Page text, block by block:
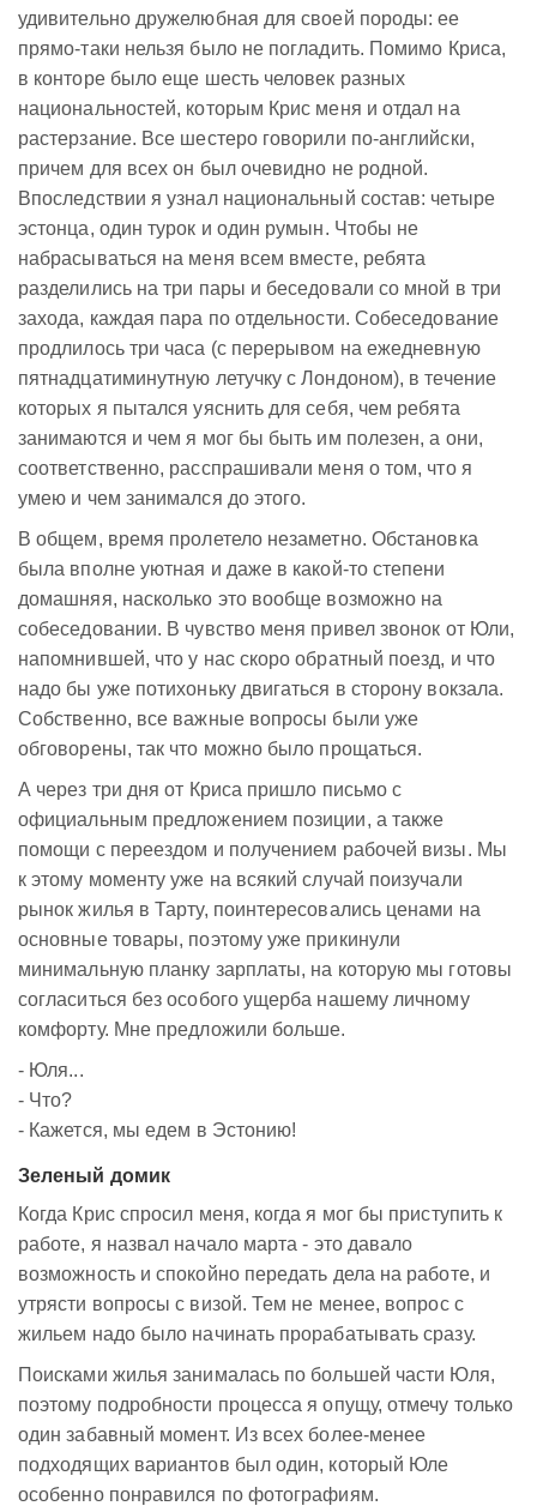
удивительно дружелюбная для своей породы: ее
прямо-таки нельзя было не погладить. Помимо Криса,
в конторе было еще шесть человек разных
национальностей, которым Крис меня и отдал на
растерзание. Все шестеро говорили по-английски,
причем для всех он был очевидно не родной.
Впоследствии я узнал национальный состав: четыре
эстонца, один турок и один румын. Чтобы не
набрасываться на меня всем вместе, ребята
разделились на три пары и беседовали со мной в три
захода, каждая пара по отдельности. Собеседование
продлилось три часа (с перерывом на ежедневную
пятнадцатиминутную летучку с Лондоном), в течение
которых я пытался уяснить для себя, чем ребята
занимаются и чем я мог бы быть им полезен, а они,
соответственно, расспрашивали меня о том, что я
умею и чем занимался до этого.
В общем, время пролетело незаметно. Обстановка
была вполне уютная и даже в какой-то степени
домашняя, насколько это вообще возможно на
собеседовании. В чувство меня привел звонок от Юли,
напомнившей, что у нас скоро обратный поезд, и что
надо бы уже потихоньку двигаться в сторону вокзала.
Собственно, все важные вопросы были уже
обговорены, так что можно было прощаться.
А через три дня от Криса пришло письмо с
официальным предложением позиции, а также
помощи с переездом и получением рабочей визы. Мы
к этому моменту уже на всякий случай поизучали
рынок жилья в Тарту, поинтересовались ценами на
основные товары, поэтому уже прикинули
минимальную планку зарплаты, на которую мы готовы
согласиться без особого ущерба нашему личному
комфорту. Мне предложили больше.
- Юля...
- Что?
- Кажется, мы едем в Эстонию!
Зеленый домик
Когда Крис спросил меня, когда я мог бы приступить к
работе, я назвал начало марта - это давало
возможность и спокойно передать дела на работе, и
утрясти вопросы с визой. Тем не менее, вопрос с
жильем надо было начинать прорабатывать сразу.
Поисками жилья занималась по большей части Юля,
поэтому подробности процесса я опущу, отмечу только
один забавный момент. Из всех более-менее
подходящих вариантов был один, который Юле
особенно понравился по фотографиям.